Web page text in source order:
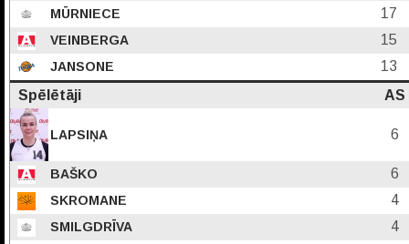
MŪRNIECE 17
VEINBERGA 15
JANSONE
13
Spēlētāji
AS
LAPSIŅA 6
BAŠKO 6
SKROMANE 4
SMILGDRĪVA 4